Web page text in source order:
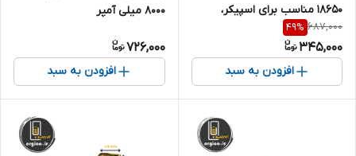
۱۸۶۵۰ مناسب برای اسپیکر،
میلی آمپر
687,000
49%
345,000
افزودن به سبد
8000 میلی آمپر
726,000
افزودن به سبد